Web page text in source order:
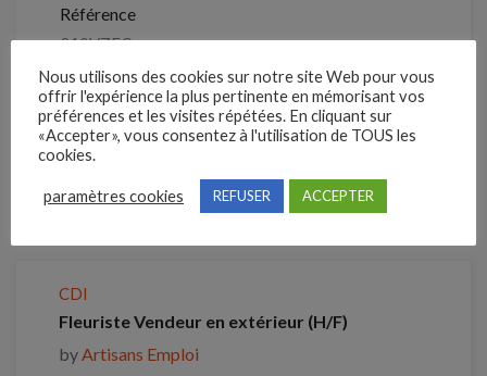
Référence
210VZFC
Clôture des candidatures : 5 septembre 2026
CDI
Fleuriste Vendeur en extérieur (H/F)
byArtisans Emploi
Nous utilisons des cookies sur notre site Web pour vous
offrir l'expérience la plus pertinente en mémorisant vos
préférences et les visites répétées. En cliquant sur
«Accepter», vous consentez à l'utilisation de TOUS les
cookies.
paramètres cookies REFUSER ACCEPTER